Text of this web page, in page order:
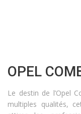
OPEL
Le destin de l’Opel
multiples qualités,